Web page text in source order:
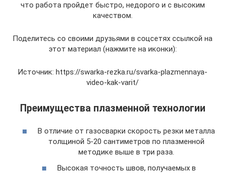
что работа пройдет быстро, недорого и с высоким
качеством.
Поделитесь со своими друзьями в соцсетях ссылкой на
этот материал (нажмите на иконки):
Источник: https://swarka-rezka.ru/svarka-plazmennaya-
video-kak-varit/
Преимущества плазменной технологии
В отличие от газосварки скорость резки металла
толщиной 5-20 сантиметров по плазменной
методике выше в три раза.
Высокая точность швов, получаемых в